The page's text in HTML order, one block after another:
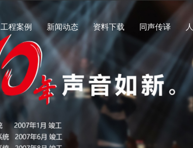
工程案例 新闻动态 资料下载 同声传译